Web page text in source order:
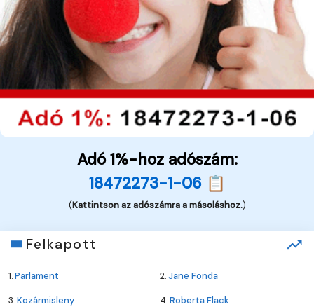
Adó 1%-hoz adószám:
18472273-1-06 📋
(Kattintson az adószámra a másoláshoz.)
Felkapott
1.Parlament 2.Jane Fonda
3.Kozármisleny 4.Roberta Flack